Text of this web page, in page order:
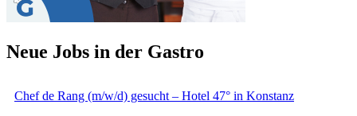
Neue Jobs in der Gastro
Chef de Rang (m/w/d) gesucht – Hotel 47° in Konstanz